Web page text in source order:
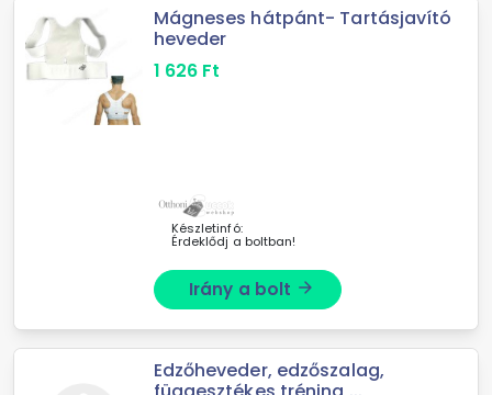
Mágneses hátpánt- Tartásjavító
heveder
1 626 Ft
Készletinfó:
Érdeklődj a boltban!
Irány a bolt arrow_forward
Edzőheveder, edzőszalag,